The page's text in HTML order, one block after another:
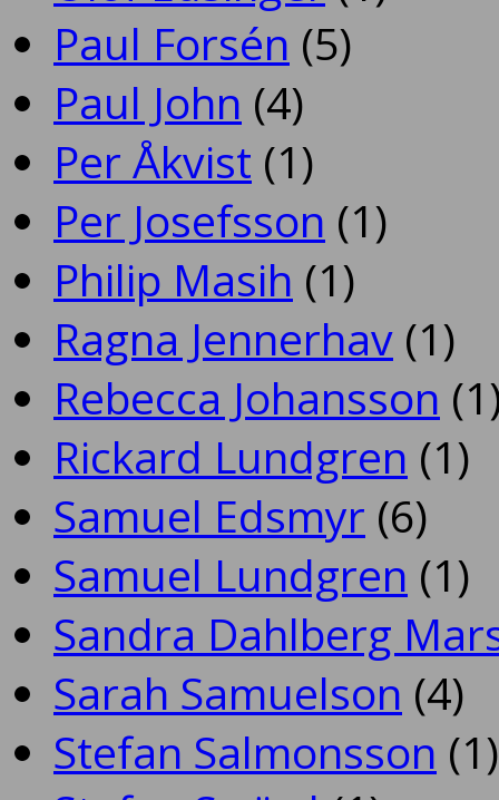
Paul Forsén (5)
Paul John (4)
Per Åkvist (1)
Per Josefsson (1)
Philip Masih (1)
Ragna Jennerhav (1)
Rebecca Johansson
Rickard Lundgren (1)
Samuel Edsmyr (6)
Samuel Lundgren (1)
Sandra Dahlberg
Sarah Samuelson (4)
Stefan Salmonsson (1)